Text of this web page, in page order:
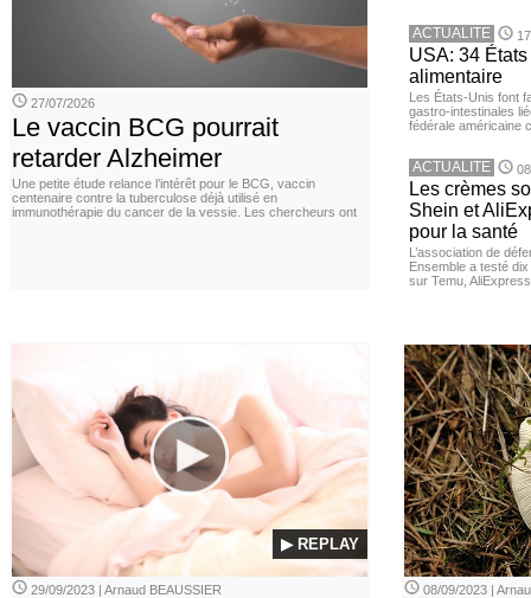
27/07/2026
Le vaccin BCG pourrait
retarder Alzheimer
Une petite étude relance l’intérêt pour le BCG, vaccin
centenaire contre la tuberculose déjà utilisé en
immunothérapie du cancer de la vessie. Les chercheurs ont
ACTUALITE
USA: 34
alimentaire
Les États-Unis font
gastro-intestinales
fédérale américaine
ACTUALITE
Les crèmes
Shein et
pour la santé
L’association de
Ensemble a testé
sur Temu,
▶ REPLAY
29/09/2023 | Arnaud BEAUSSIER 08/09/2023 |